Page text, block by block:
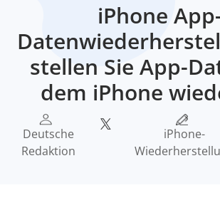
iPhone
stellen Sie App-
dem iPhone
Deutsche
Redaktion
iPhone-